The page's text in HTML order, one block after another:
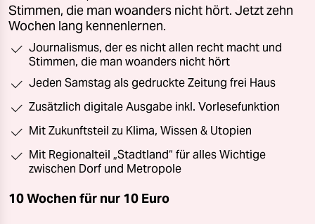
Stimmen, die man woanders nicht hört. Jetzt zehn
Wochen lang kennenlernen.
Journalismus, der es nicht allen recht macht und
Stimmen, die man woanders nicht hört
Jeden Samstag als gedruckte Zeitung frei Haus
Zusätzlich digitale Ausgabe inkl. Vorlesefunktion
Mit Zukunftsteil zu Klima, Wissen & Utopien
Mit Regionalteil „Stadtland“ für alles Wichtige
zwischen Dorf und Metropole
10 Wochen für nur 10 Euro